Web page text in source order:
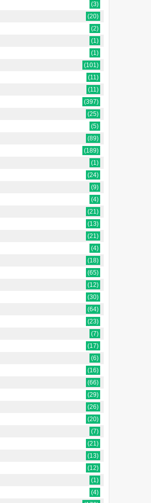
(3)
(20)
(2)
(1)
(1)
(101)
(11)
(11)
(397)
(25)
(5)
(89)
(189)
(1)
(24)
(9)
(4)
(21)
(13)
(21)
(4)
(18)
(65)
(12)
(30)
(64)
(23)
(7)
(17)
(6)
(16)
(66)
(29)
(26)
(20)
(7)
(21)
(13)
(12)
(1)
(4)